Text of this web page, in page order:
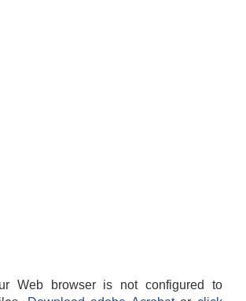
Web browser is not configured to